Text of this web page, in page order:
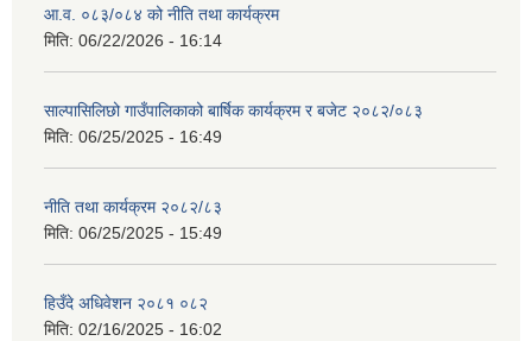
आ.व. ०८३/०८४ को नीति तथा कार्यक्रम
मिति: 06/22/2026 - 16:14
साल्पासिलिछो गाउँपालिकाको बार्षिक कार्यक्रम र बजेट २०८२/०८३
मिति: 06/25/2025 - 16:49
नीति तथा कार्यक्रम २०८२/८३
मिति: 06/25/2025 - 15:49
हिउँदे अधिवेशन २०८१ ०८२
मिति: 02/16/2025 - 16:02